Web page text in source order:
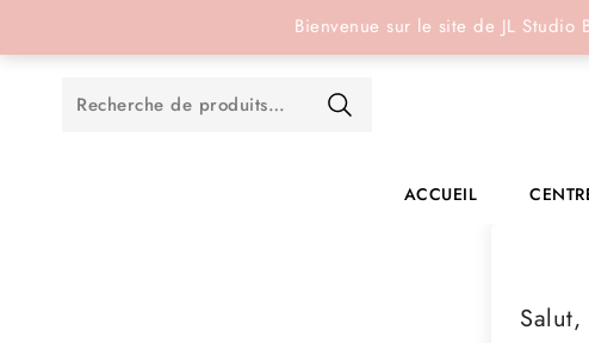
Bienvenue sur le site de JL
ACCUEIL